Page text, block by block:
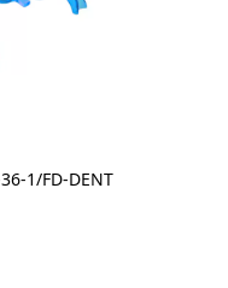
1/FD-DENT